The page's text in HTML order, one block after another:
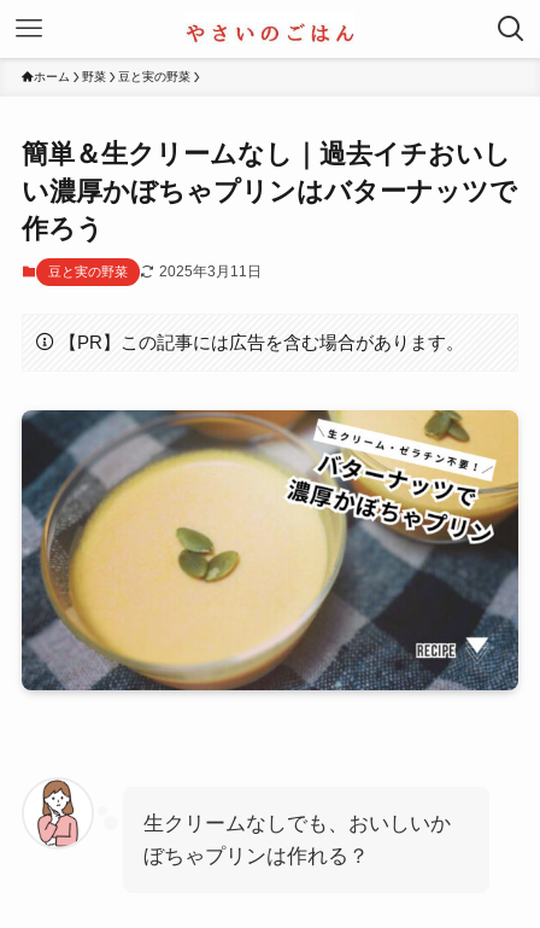
ホーム 野菜 豆と実の野菜
簡単＆生クリームなし｜過去イチおいし
い濃厚かぼちゃプリンはバターナッツで
作ろう
豆と実の野菜 2025年3月11日
【PR】この記事には広告を含む場合があります。
生クリームなしでも、おいしいか
ぼちゃプリンは作れる？